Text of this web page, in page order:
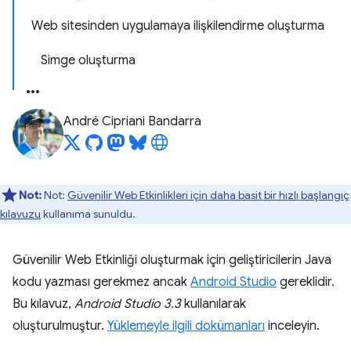
Web sitesinden uygulamaya ilişkilendirme oluşturma
Simge oluşturma
André Cipriani Bandarra
Not:Not: Güvenilir Web Etkinlikleri için daha basit bir hızlı başlangıç
kılavuzu kullanıma sunuldu.
Güvenilir Web Etkinliği oluşturmak için geliştiricilerin Java
kodu yazması gerekmez ancak Android Studio gereklidir.
Bu kılavuz, Android Studio 3.3kullanılarak
oluşturulmuştur. Yüklemeyle ilgili dokümanları inceleyin.